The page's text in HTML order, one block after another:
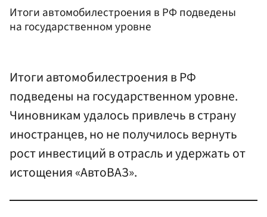
Итоги автомобилестроения в РФ подведены
на государственном уровне
Итоги автомобилестроения в РФ
подведены на государственном уровне.
Чиновникам удалось привлечь в страну
иностранцев, но не получилось вернуть
рост инвестиций в отрасль и удержать от
истощения «АвтоВАЗ».